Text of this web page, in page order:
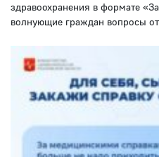
здравоохранения в формате
волнующие граждан вопросы